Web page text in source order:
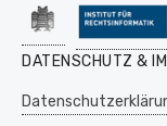
DATENSCHUTZ &